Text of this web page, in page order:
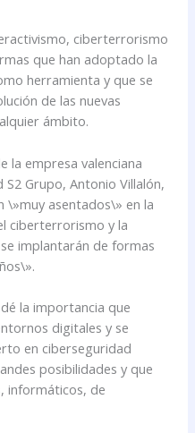
ciberterrorismo
que han adoptado la
herramienta y que se
de las nuevas
ámbito.
la empresa valenciana
Grupo, Antonio Villalón,
\»muy asentados\» en la
ciberterrorismo y la
implantarán de formas
la importancia que
digitales y se
en ciberseguridad
posibilidades y que
informáticos, de